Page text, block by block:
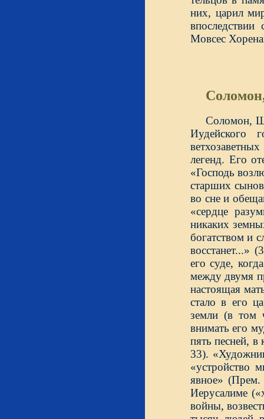
них, царил
Мовсес
Соломон,
Иудейского
легенд. Его
«Господь
старших
во сне и
«сердце
никаких
богатством и
восстанет...»
его суде,
между двумя
настоящая
стало в его
земли (в том
внимать его
пять песней, в
33).
«устройство
явное»
Иерусалиме
войны,